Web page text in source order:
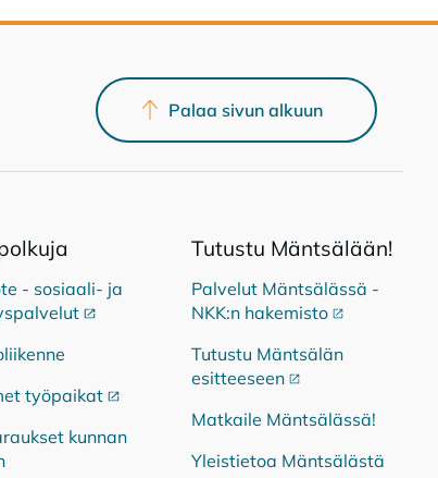
- sosiaali- ja
Ulkoinen linkki
työpaikatUlkoinen linkki
kunnan
Tu­tus­tu Mänt­sä­lään!
Palvelut Mäntsälässä -
NKK:n hakemisto Ulkoinen
Tutustu Mäntsälän
esitteeseen Ulkoinen linkki
Matkaile Mäntsälässä!
Yleistietoa Mäntsälästä
Palaa sivun alkuun